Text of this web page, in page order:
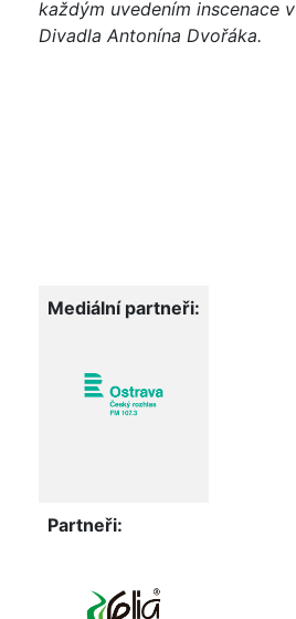
každým uvedením inscenace
Divadla Antonína Dvořáka.
Mediální partneři:
Partneři: